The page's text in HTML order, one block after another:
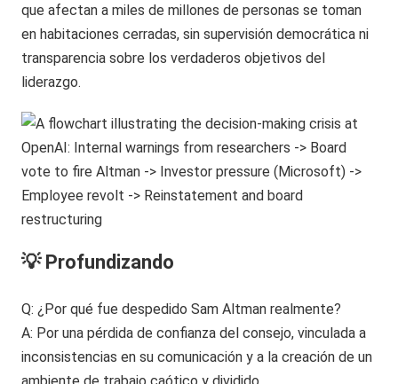
que afectan a miles de millones de personas se toman
en habitaciones cerradas, sin supervisión democrática ni
transparencia sobre los verdaderos objetivos del
liderazgo.
💡 Profundizando
Q: ¿Por qué fue despedido Sam Altman realmente?
A: Por una pérdida de confianza del consejo, vinculada a
inconsistencias en su comunicación y a la creación de un
ambiente de trabajo caótico y dividido.